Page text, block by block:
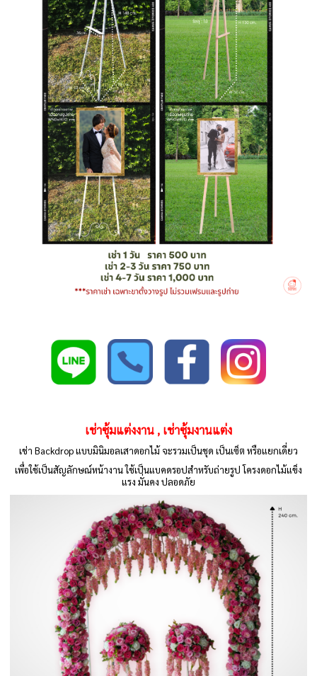
เช่าซุ้มแต่งงาน , เช่าซุ้มงานแต่ง
เช่า Backdrop แบบมินิมอลเสาดอกไม้ จะรวมเป็นชุด เป็นเซ็ต หรือแยกเดี่ยว
เพื่อใช้เป็นสัญลักษณ์หน้างาน ใช้เป็นแบคดรอปสำหรับถ่ายรูป โครงดอกไม้แข็ง
แรง มั่นคง ปลอดภัย